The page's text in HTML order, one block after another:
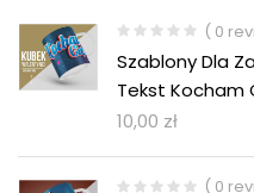
( 0
Szablony Dla
Tekst Kocham
10,00 zł
( 0